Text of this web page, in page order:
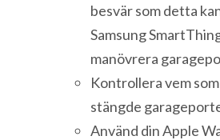
besvär som detta
Samsung
manövrera
Kontrollera vem
stängde
Använd din Apple